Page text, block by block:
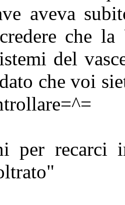
aveva
che
del
che voi
per recarci